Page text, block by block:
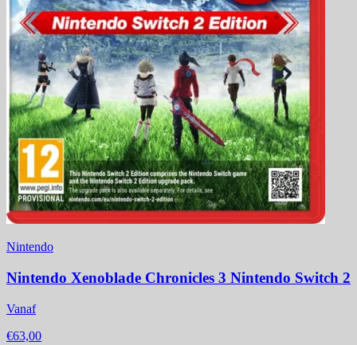
Nintendo
Nintendo Xenoblade Chronicles 3 Nintendo Switch 2
Vanaf
€63,00